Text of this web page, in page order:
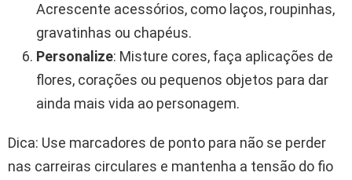
Acrescente acessórios, como laços, roupinhas,
gravatinhas ou chapéus.
Personalize: Misture cores, faça aplicações de
flores, corações ou pequenos objetos para dar
ainda mais vida ao personagem.
Dica: Use marcadores de ponto para não se perder
nas carreiras circulares e mantenha a tensão do fio